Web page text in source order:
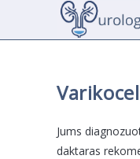
Jums
daktaras